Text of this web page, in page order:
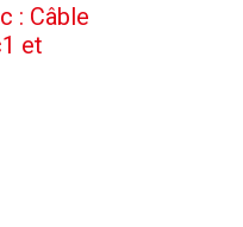
: Câble
et